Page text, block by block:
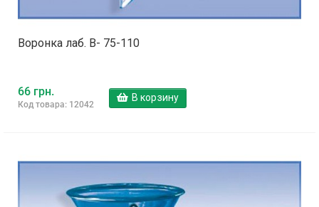
Воронка лаб. В- 75-110
66 грн.
Код товара: 12042
В корзину